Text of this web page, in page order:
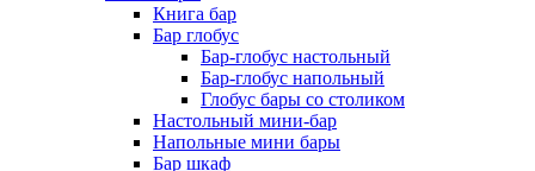
Книга бар
Бар глобус
Бар-глобус настольный
Бар-глобус напольный
Глобус бары со столиком
Настольный мини-бар
Напольные мини бары
Бар шкаф